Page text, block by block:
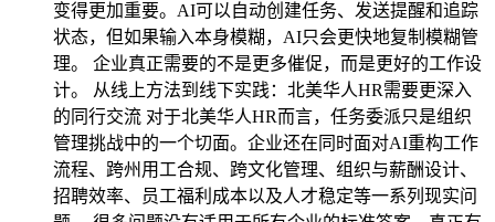
变得更加重要。AI可以自动创建任务、发送提醒和追踪
状态，但如果输入本身模糊，AI只会更快地复制模糊管
理。 企业真正需要的不是更多催促，而是更好的工作设
计。 从线上方法到线下实践：北美华人HR需要更深入
的同行交流 对于北美华人HR而言，任务委派只是组织
管理挑战中的一个切面。企业还在同时面对AI重构工作
流程、跨州用工合规、跨文化管理、组织与薪酬设计、
招聘效率、员工福利成本以及人才稳定等一系列现实问